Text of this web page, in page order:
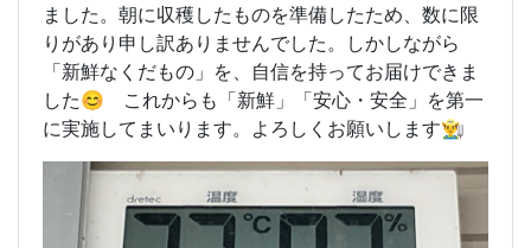
ました。朝に収穫したものを準備したため、数に限
りがあり申し訳ありませんでした。しかしながら
「新鮮なくだもの」を、自信を持ってお届けできま
した😊 これからも「新鮮」「安心・安全」を第一
に実施してまいります。よろしくお願いします👨‍🌾